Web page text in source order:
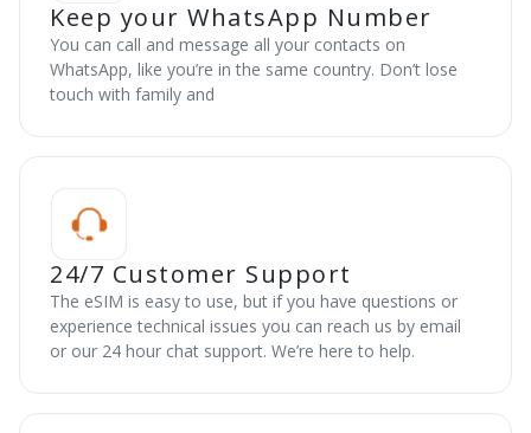
Keep your WhatsApp Number
You can call and message all your contacts on
WhatsApp, like you’re in the same country. Don’t lose
touch with family and
24/7 Customer Support
The eSIM is easy to use, but if you have questions or
experience technical issues you can reach us by email
or our 24 hour chat support. We’re here to help.